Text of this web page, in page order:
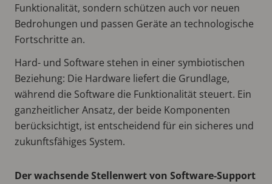
Funktionalität, sondern schützen auch vor neuen
Bedrohungen und passen Geräte an technologische
Fortschritte an.
Hard- und Software stehen in einer symbiotischen
Beziehung: Die Hardware liefert die Grundlage,
während die Software die Funktionalität steuert. Ein
ganzheitlicher Ansatz, der beide Komponenten
berücksichtigt, ist entscheidend für ein sicheres und
zukunftsfähiges System.
Der wachsende Stellenwert von Software-Support